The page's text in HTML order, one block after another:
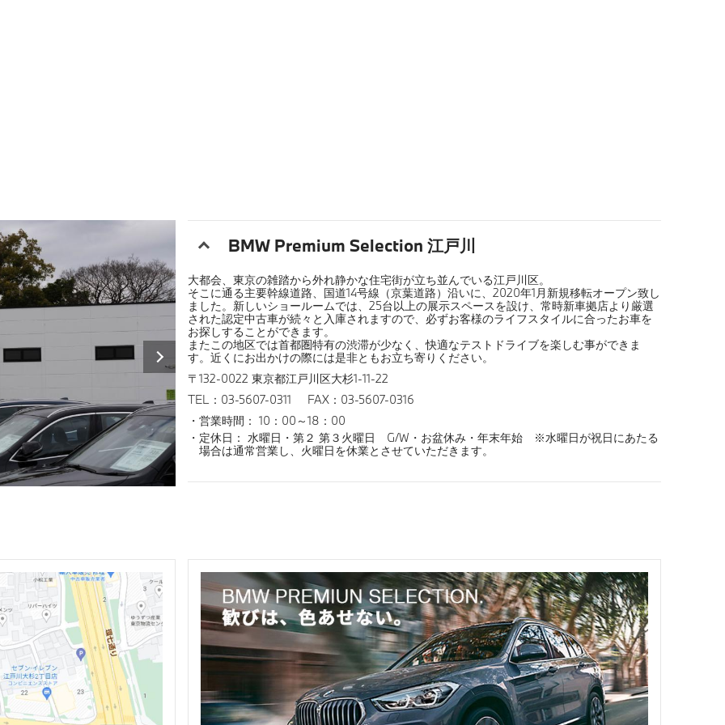
BMW Premium Selection 江戸川
大都会、東京の雑踏から外れ静かな住宅街が立ち並んでいる江戸川区。
そこに通る主要幹線道路、国道14号線（京葉道路）沿いに、2020年1月新規移転オープン致し
ました。新しいショールームでは、25台以上の展示スペースを設け、常時新車拠店より厳選
された認定中古車が続々と入庫されますので、必ずお客様のライフスタイルに合ったお車を
お探しすることができます。
またこの地区では首都圏特有の渋滞が少なく、快適なテストドライブを楽しむ事ができま
す。近くにお出かけの際には是非ともお立ち寄りください。
〒132-0022 東京都江戸川区大杉1-11-22
TEL：03-5607-0311
FAX：03-5607-0316
営業時間： 10：00～18：00
定休日： 水曜日・第２ 第３火曜日 G/W・お盆休み・年末年始 ※水曜日が祝日にあたる
場合は通常営業し、火曜日を休業とさせていただきます。